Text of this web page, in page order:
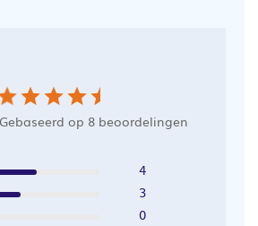
Gebaseerd op 8 beoordelingen
4
3
0